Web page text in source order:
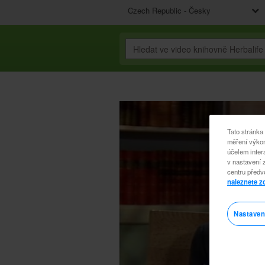
Czech Republic - Česky
Tato
měření
účelem
v nastavení
centru
naleznete